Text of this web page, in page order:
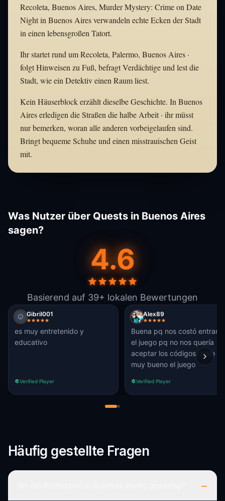
Recoleta, Buenos Aires, Murder Mystery: Crime on Date
Night in Buenos Aires verwandeln echte Ecken der Stadt
in einen lebensgroßen Tatort.
Ihr startet rund um Recoleta, Palermo, Buenos Aires ·
folgt Hinweisen zu Fuß, befragt Verdächtige und lest die
Stadt, wie ein Detektiv einen Raum liest.
Kein Häuserblock erzählt dieselbe Geschichte. In Buenos
Aires erledigen die Straßen die halbe Arbeit · ihr müsst
nur bemerken, woran alle anderen vorbeigelaufen sind.
Bringt bequeme Schuhe und einen misstrauischen Geist
mit.
Was Nutzer über Quests in Buenos Aires
sagen?
4.6
Basierend auf 39+ lokalen Bewertungen
Gibril001
es muy entretenido y
educativo
Verified Player
Alex89
Buena pq nos costó entrar en
el juego pq no nos quería
aceptar los códigos, pero
muy bueno el juego
Verified Player
Häufig gestellte Fragen
–